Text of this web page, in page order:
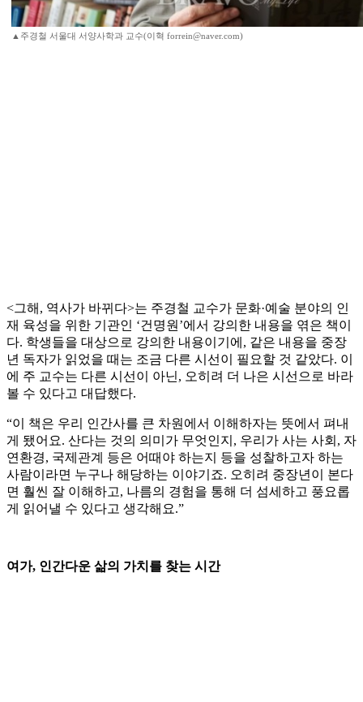
▲주경철 서울대 서양사학과 교수(이혁 forrein@naver.com)
<그해, 역사가 바뀌다>는 주경철 교수가 문화·예술 분야의 인
재 육성을 위한 기관인 ‘건명원’에서 강의한 내용을 엮은 책이
다. 학생들을 대상으로 강의한 내용이기에, 같은 내용을 중장
년 독자가 읽었을 때는 조금 다른 시선이 필요할 것 같았다. 이
에 주 교수는 다른 시선이 아닌, 오히려 더 나은 시선으로 바라
볼 수 있다고 대답했다.
“이 책은 우리 인간사를 큰 차원에서 이해하자는 뜻에서 펴내
게 됐어요. 산다는 것의 의미가 무엇인지, 우리가 사는 사회, 자
연환경, 국제관계 등은 어때야 하는지 등을 성찰하고자 하는
사람이라면 누구나 해당하는 이야기죠. 오히려 중장년이 본다
면 훨씬 잘 이해하고, 나름의 경험을 통해 더 섬세하고 풍요롭
게 읽어낼 수 있다고 생각해요.”
여가, 인간다운 삶의 가치를 찾는 시간